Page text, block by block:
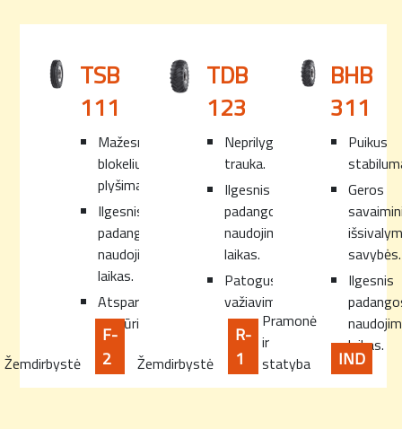
TSB
111
Mažesnis
blokelių
plyšimas.
Ilgesnis
padangos
naudojimo
laikas.
Atsparumas
pradūrimui.
Žemdirbystė
F-
2
TDB
123
Neprilygstama
trauka.
Ilgesnis
padangos
naudojimo
laikas.
Patogus
važiavimas.
Žemdirbystė
R-
1
BHB
311
Puikus
Geros
savybės.
Ilgesnis
laikas.
Pramonė
ir
statyba
IND